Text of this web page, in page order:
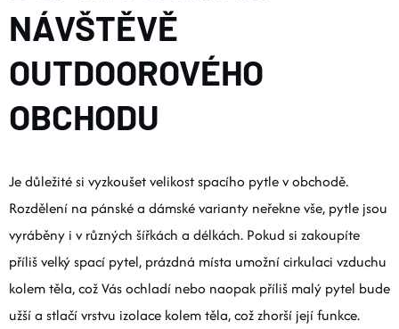
NÁVŠTĚVĚ
OUTDOOROVÉHO
OBCHODU
Je důležité si vyzkoušet velikost spacího pytle v obchodě.
Rozdělení na pánské a dámské varianty neřekne vše, pytle jsou
vyráběny i v různých šířkách a délkách. Pokud si zakoupíte
příliš velký spací pytel, prázdná místa umožní cirkulaci vzduchu
kolem těla, což Vás ochladí nebo naopak příliš malý pytel bude
užší a stlačí vrstvu izolace kolem těla, což zhorší její funkce.